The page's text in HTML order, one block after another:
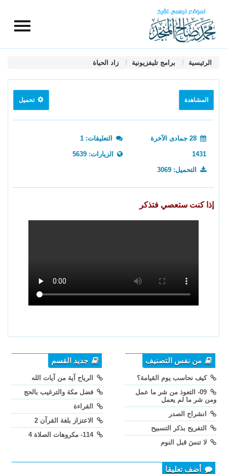
الرئيسية برامج تليفزيونية زاد الحياة
المشاهدة تحميل
28 جمادى الآخرة
1431
التعليقات: 1
الزيارات: 5639
التحميل: 3069
إذا كنت ستعصي فتذكر
من نفس التصنيف
كيف نحاسب يوم القيامة؟
09- التعوذ من شر ما عمل
ومن شر ما لم يعمل
انشراح الصدر
التفريح بذكر التسبيح
لا تنسَ قبل النوم
جديد القسم
الرياح آية من آيات الله
فضل مكة والترغيب بالحج
القراءة
الاعتزاز بلغة القرآن 2
114- مكروهات الصلاة 4
أضف تعليقا